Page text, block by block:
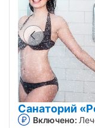
Санаторий
Включено: